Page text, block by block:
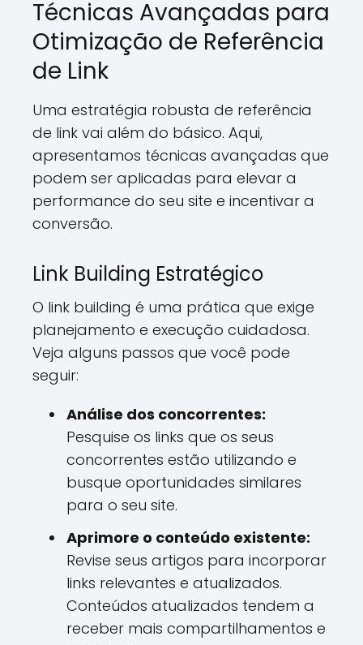
Técnicas Avançadas para
Otimização de Referência
de Link
Uma estratégia robusta de referência
de link vai além do básico. Aqui,
apresentamos técnicas avançadas que
podem ser aplicadas para elevar a
performance do seu site e incentivar a
conversão.
Link Building Estratégico
O link building é uma prática que exige
planejamento e execução cuidadosa.
Veja alguns passos que você pode
seguir:
Análise dos concorrentes:
Pesquise os links que os seus
concorrentes estão utilizando e
busque oportunidades similares
para o seu site.
Aprimore o conteúdo existente:
Revise seus artigos para incorporar
links relevantes e atualizados.
Conteúdos atualizados tendem a
receber mais compartilhamentos e